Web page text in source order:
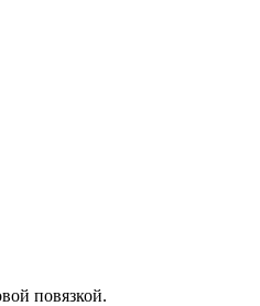
повязкой.